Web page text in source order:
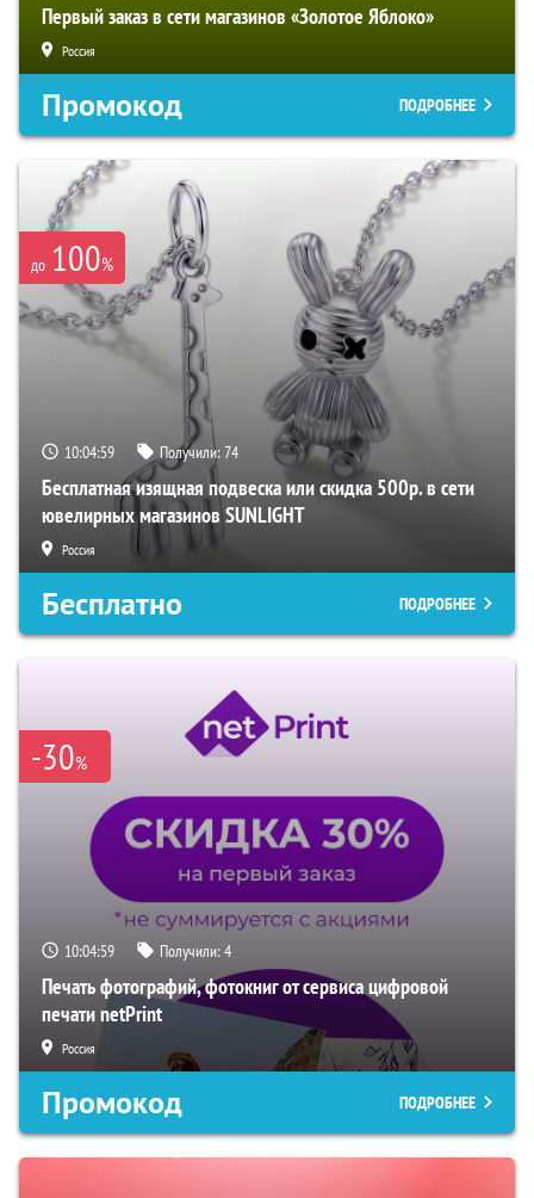
Первый заказ в сети магазинов «Золотое Яблоко»
Россия
Промокод ПОДРОБНЕЕ
до 100%
10:04:58 Получили:74
Бесплатная изящная подвеска или скидка 500р. в сети
ювелирных магазинов SUNLIGHT
Россия
Бесплатно ПОДРОБНЕЕ
-30%
10:04:58 Получили:4
Печать фотографий, фотокниг от сервиса цифровой
печати netPrint
Россия
Промокод ПОДРОБНЕЕ